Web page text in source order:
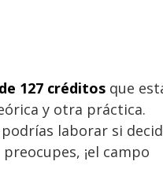
127 créditos que
y otra práctica.
laborar si
¡el campo